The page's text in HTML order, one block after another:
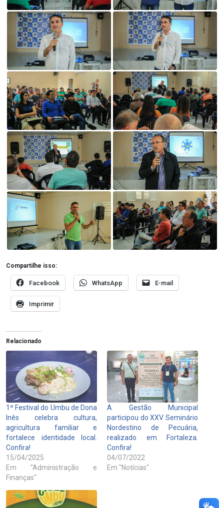
Compartilhe isso:
Facebook WhatsApp E-mail
Imprimir
Relacionado
1º Festival do Umbu de Dona
Inês celebra cultura,
agricultura familiar e
fortalece identidade local.
Confira!
15/04/2025
Em "Administração e
Finanças"
A Gestão Municipal
participou do XXV Seminário
Nordestino de Pecuária,
realizado em Fortaleza.
Confira!
04/07/2022
Em "Notícias"